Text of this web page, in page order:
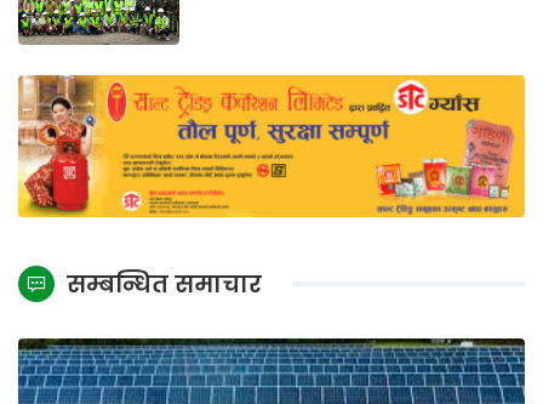
सम्बन्धित समाचार